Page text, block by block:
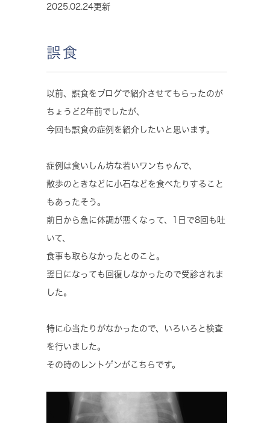
2025.02.24更新
誤食
以前、誤食をブログで紹介させてもらったのが
ちょうど2年前でしたが、
今回も誤食の症例を紹介したいと思います。
症例は食いしん坊な若いワンちゃんで、
散歩のときなどに小石などを食べたりすること
もあったそう。
前日から急に体調が悪くなって、1日で8回も吐
いて、
食事も取らなかったとのこと。
翌日になっても回復しなかったので受診されま
した。
特に心当たりがなかったので、いろいろと検査
を行いました。
その時のレントゲンがこちらです。